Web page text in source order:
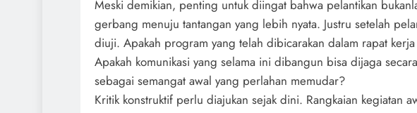
Meski demikian, penting untuk diingat bahwa pelantikan
gerbang menuju tantangan yang lebih nyata. Justru setelah
diuji. Apakah program yang telah dibicarakan dalam rapat
Apakah komunikasi yang selama ini dibangun bisa dijaga
sebagai semangat awal yang perlahan memudar?
Kritik konstruktif perlu diajukan sejak dini. Rangkaian kegiatan